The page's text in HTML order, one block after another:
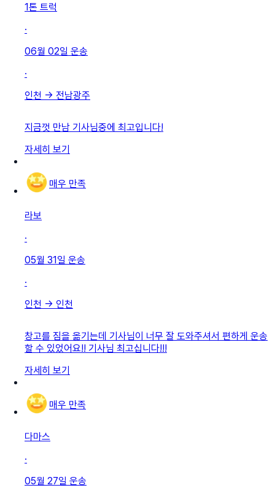
1톤 트럭
·
06월 02일 운송
·
인천 → 전남광주
지금껏 만남 기사님중에 최고입니다!
자세히 보기
매우 만족
라보
·
05월 31일 운송
·
인천 → 인천
창고를 짐을 옮기는데 기사님이 너무 잘 도와주셔서 편하게 운송
할 수 있었어요!! 기사님 최고십니다!!!
자세히 보기
매우 만족
다마스
·
05월 27일 운송